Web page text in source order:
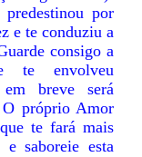
por
e te conduziu a
consigo a
te envolveu
em breve será
O próprio Amor
te fará mais
saboreie esta